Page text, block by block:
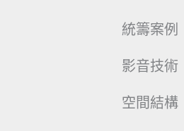
統籌案例
影音技術
空間結構